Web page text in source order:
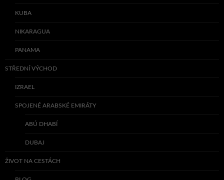
KUBA
NIKARAGUA
PANAMA
STŘEDNÍ VÝCHOD
IZRAEL
SPOJENÉ ARABSKÉ EMIRÁTY
ABÚ DHABÍ
DUBAJ
ŽIVOT NA CESTÁCH